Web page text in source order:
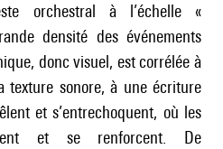
orchestral à l’échelle «
densité des événements
donc visuel, est corrélée à
texture sonore, à une écriture
et s’entrechoquent, où les
et se renforcent. De